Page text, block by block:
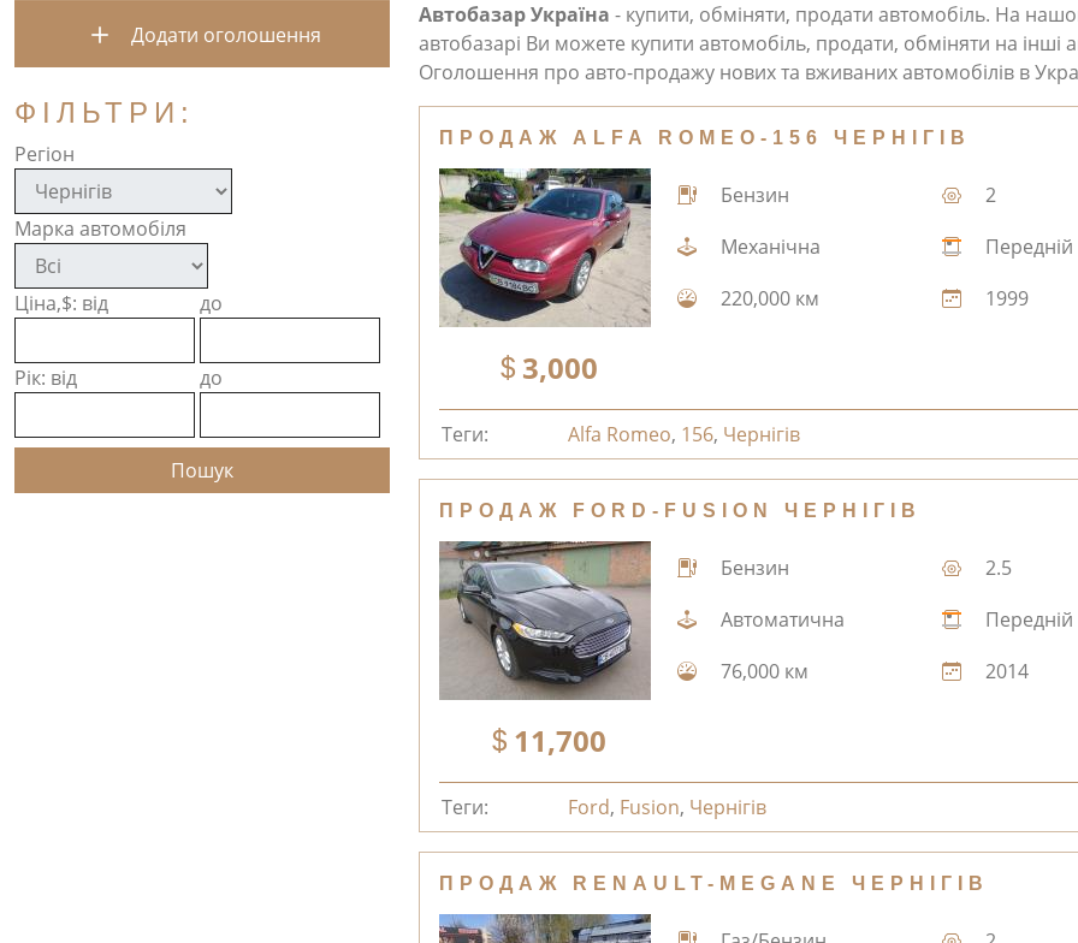
Додати оголошення
ФІЛЬТРИ:
Регіон
Марка автомобіля
Ціна,$: від до
Рік: від до
Автобазар Україна - купити, обміняти, продати автомобіль. На
автобазарі Ви можете купити автомобіль, продати, обміняти на інші
Оголошення про авто-продажу нових та вживаних автомобілів в
ПРОДАЖ ALFA ROMEO-156 ЧЕРНІГІВ
3,000
Бензин
2
Механічна
Передній
220,000 км
1999
Теги: Alfa Romeo, 156, Чернігів
ПРОДАЖ FORD-FUSION ЧЕРНІГІВ
11,700
Бензин
2.5
Автоматична
Передній
76,000 км
2014
Теги: Ford, Fusion, Чернігів
ПРОДАЖ RENAULT-MEGANE ЧЕРНІГІВ